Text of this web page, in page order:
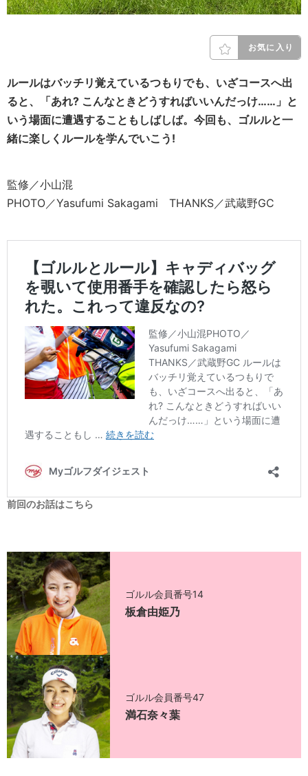
お気に入り
ルールはバッチリ覚えているつもりでも、いざコースへ出
ると、「あれ? こんなときどうすればいいんだっけ……」と
いう場面に遭遇することもしばしば。今回も、ゴルルと一
緒に楽しくルールを学んでいこう!
監修／小山混
PHOTO／Yasufumi Sakagami THANKS／武蔵野GC
前回のお話はこちら
ゴルル会員番号14
板倉由姫乃
ゴルル会員番号47
満石奈々葉